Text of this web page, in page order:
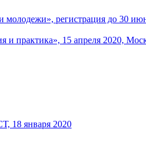
молодежи», регистрация до 30
и практика», 15 апреля 2020,
18 января 2020